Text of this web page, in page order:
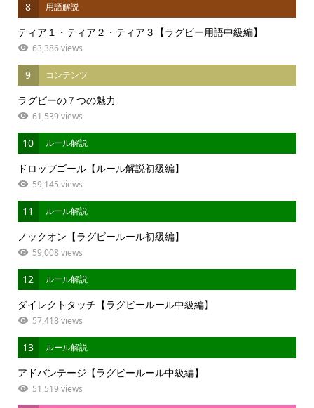
8 用語解説
ティア１・ティア２・ティア３【ラグビー用語中級編】
63,386 views
9 コンテンツ
ラグビーの７つの魅力
61,539 views
10 ルール解説
ドロップゴール【ルール解説初級編】
59,145 views
11 ルール解説
ノックオン【ラグビールール初級編】
59,008 views
12 ルール解説
ダイレクトタッチ【ラグビールール中級編】
57,418 views
13 ルール解説
アドバンテージ【ラグビールール中級編】
51,519 views